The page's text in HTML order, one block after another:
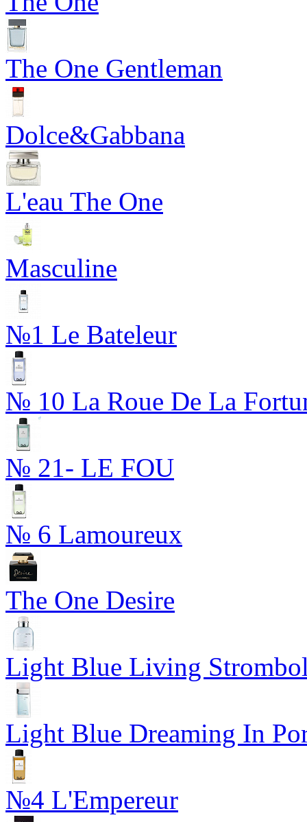
The One Gentleman
Dolce&Gabbana
L'eau The One
Masculine
№1 Le Bateleur
№ 10 La Roue De La
№ 21- LE FOU
№ 6 Lamoureux
The One Desire
Light Blue Living
Light Blue Dreaming In
№4 L'Empereur